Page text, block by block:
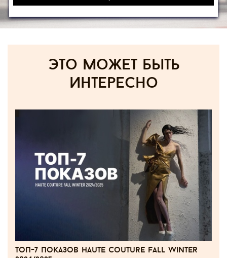
Это может быть
интересно
топ-7 показов haute couture fall winter